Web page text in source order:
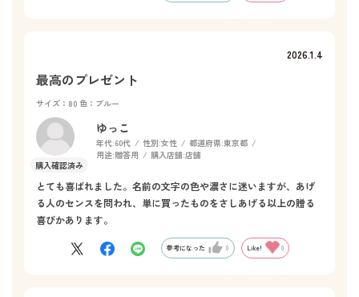
2026.1.4
最高のプレゼント
サイズ：80 色：ブルー
ゆっこ
年代:60代 性別:女性 都道府県:東京都
用途:贈答用 購入店舗:店舗
とても喜ばれました。名前の文字の色や濃さに迷いますが、あげ
る人のセンスを問われ、単に買ったものをさしあげる以上の贈る
喜びかあります。
参考になった 0 Like! 0